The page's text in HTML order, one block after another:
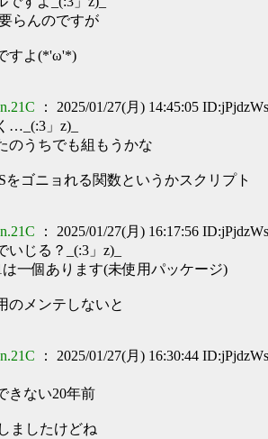
らんのですが
すよ(*'ω'*)
： 2025/01/27(月) 14:45:05
…_(:3」z)_
のうちでも組もうかな
をゴニョれる関数というかスクリプト
： 2025/01/27(月) 16:17:56
じる？_(:3」z)_
は一個あります(未使用パッケージ)
のメンテしないと
： 2025/01/27(月) 16:30:44
きない20年前
ましたけどね